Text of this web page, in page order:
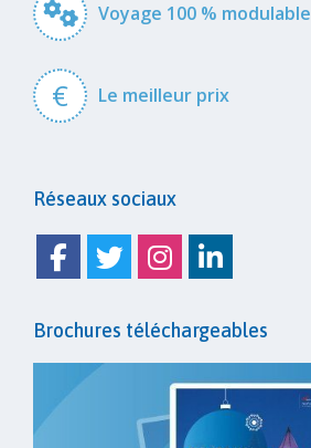
Voyage 100 % modulable
€ Le meilleur prix
Réseaux sociaux
Facebook
TwitterInstagram
Linkedin
Brochures téléchargeables